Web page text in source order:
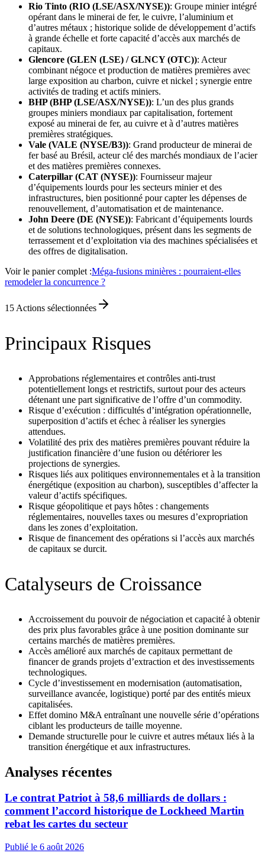
Rio Tinto (RIO (LSE/ASX/NYSE)): Groupe minier intégré
opérant dans le minerai de fer, le cuivre, l’aluminium et
d’autres métaux ; historique solide de développement d’actifs
à grande échelle et forte capacité d’accès aux marchés de
capitaux.
Glencore (GLEN (LSE) / GLNCY (OTC)): Acteur
combinant négoce et production de matières premières avec
large exposition au charbon, cuivre et nickel ; synergie entre
activités de trading et actifs miniers.
BHP (BHP (LSE/ASX/NYSE)): L’un des plus grands
groupes miniers mondiaux par capitalisation, fortement
exposé au minerai de fer, au cuivre et à d’autres matières
premières stratégiques.
Vale (VALE (NYSE/B3)): Grand producteur de minerai de
fer basé au Brésil, acteur clé des marchés mondiaux de l’acier
et des matières premières connexes.
Caterpillar (CAT (NYSE)): Fournisseur majeur
d’équipements lourds pour les secteurs minier et des
infrastructures, bien positionné pour capter les dépenses de
renouvellement, d’automatisation et de maintenance.
John Deere (DE (NYSE)): Fabricant d’équipements lourds
et de solutions technologiques, présent dans les segments de
terrassement et d’exploitation via des machines spécialisées et
des offres de digitalisation.
Voir le panier complet :Méga-fusions minières : pourraient-elles
remodeler la concurrence ?
15 Actions sélectionnées
Principaux Risques
Approbations réglementaires et contrôles anti‑trust
potentiellement longs et restrictifs, surtout pour des acteurs
détenant une part significative de l’offre d’un commodity.
Risque d’exécution : difficultés d’intégration opérationnelle,
superposition d’actifs et échec à réaliser les synergies
attendues.
Volatilité des prix des matières premières pouvant réduire la
justification financière d’une fusion ou détériorer les
projections de synergies.
Risques liés aux politiques environnementales et à la transition
énergétique (exposition au charbon), susceptibles d’affecter la
valeur d’actifs spécifiques.
Risque géopolitique et pays hôtes : changements
réglementaires, nouvelles taxes ou mesures d’expropriation
dans les zones d’exploitation.
Risque de financement des opérations si l’accès aux marchés
de capitaux se durcit.
Catalyseurs de Croissance
Accroissement du pouvoir de négociation et capacité à obtenir
des prix plus favorables grâce à une position dominante sur
certains marchés de matières premières.
Accès amélioré aux marchés de capitaux permettant de
financer de grands projets d’extraction et des investissements
technologiques.
Cycle d’investissement en modernisation (automatisation,
surveillance avancée, logistique) porté par des entités mieux
capitalisées.
Effet domino M&A entraînant une nouvelle série d’opérations
ciblant les producteurs de taille moyenne.
Demande structurelle pour le cuivre et autres métaux liés à la
transition énergétique et aux infrastructures.
Analyses récentes
Le contrat Patriot à 58,6 milliards de dollars :
comment l’accord historique de Lockheed Martin
rebat les cartes du secteur
Publié le 6 août 2026